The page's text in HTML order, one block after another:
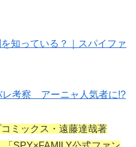
知っている？｜スパイファ
レ考察 アーニャ人気者に!?
ミックス・遠藤達哉著